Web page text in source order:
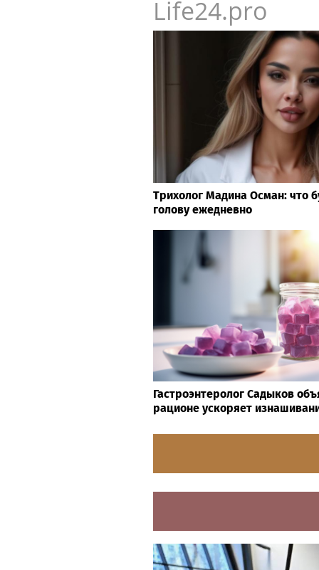
Life24.pro
Трихолог Мадина Осман: что
голову ежедневно
Гастроэнтеролог Садыков
рационе ускоряет